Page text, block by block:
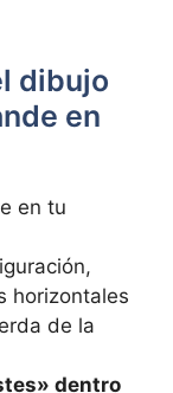
dibujo
en
en tu
‌horizontales
de la
dentro